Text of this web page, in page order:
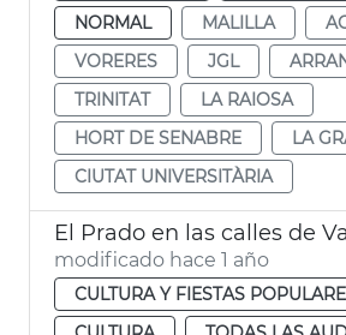
NORMAL
MALILLA
VORERES
JGL
TRINITAT
LA RAIOSA
HORT DE SENABRE
LA
CIUTAT UNIVERSITÀRIA
El Prado en las calles de
modificado hace 1 año
CULTURA Y FIESTAS